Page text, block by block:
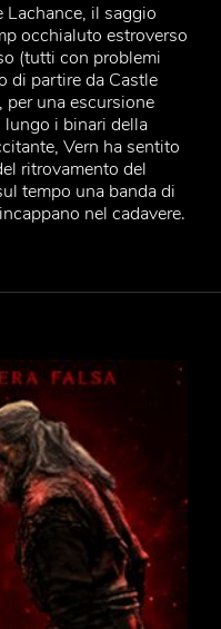
Lachance, il saggio
occhialuto estroverso
(tutti con problemi
di partire da Castle
per una escursione
i binari della
Vern ha sentito
ritrovamento del
tempo una banda di
nel cadavere.